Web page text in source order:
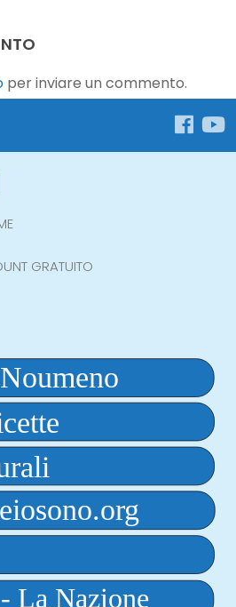
per inviare un commento.
GRATUITO